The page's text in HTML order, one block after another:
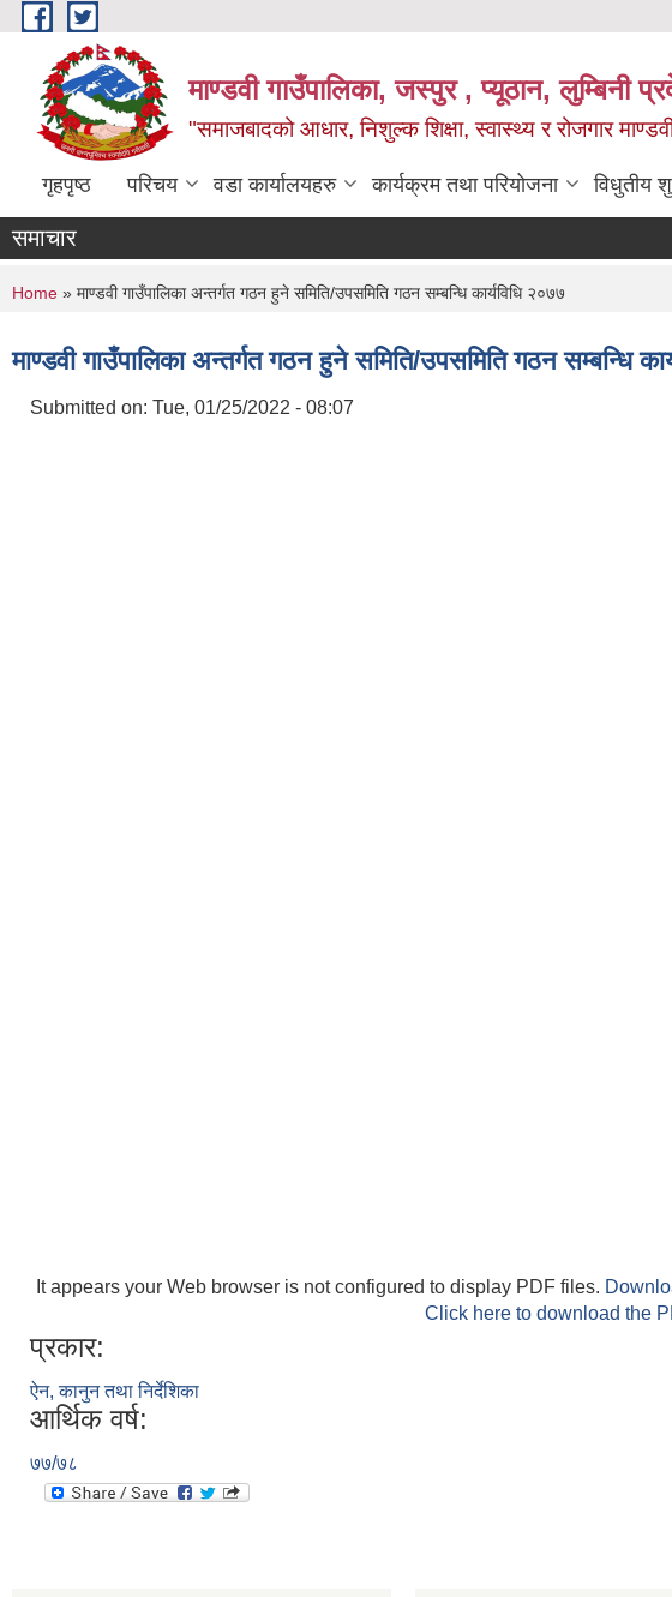
Skip to main content
माण्डवी गाउँपालिका, जस्पुर , प्यूठान, लुम्बिनी
"समाजबादको आधार, निशुल्क शिक्षा, स्वास्थ्य र रोजगार
गृहपृष्ठ परिचय वडा कार्यालयहरु कार्यक्रम तथा परियोजना विधुतीय
समाचार
You are here
Home » माण्डवी गाउँपालिका अन्तर्गत गठन हुने समिति/उपसमिति गठन सम्बन्धि कार्यविधि २०७७
माण्डवी गाउँपालिका अन्तर्गत गठन हुने समिति/उपसमिति गठन सम्बन्धि
Submitted on: Tue, 01/25/2022 - 08:07
It appears your Web browser is not configured to display PDF files.
Click here to download the
प्रकार:
ऐन, कानुन तथा निर्देशिका
आर्थिक वर्ष:
७७/७८